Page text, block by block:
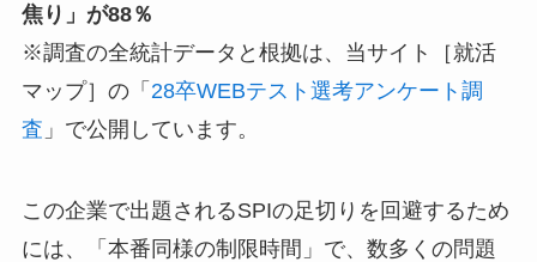
焦り」が88％
※調査の全統計データと根拠は、当サイト［就活
マップ］の「 28卒WEBテスト選考アンケート調
査 」で公開しています。
この企業で出題されるSPIの足切りを回避するため
には、「本番同様の制限時間」で、数多くの問題